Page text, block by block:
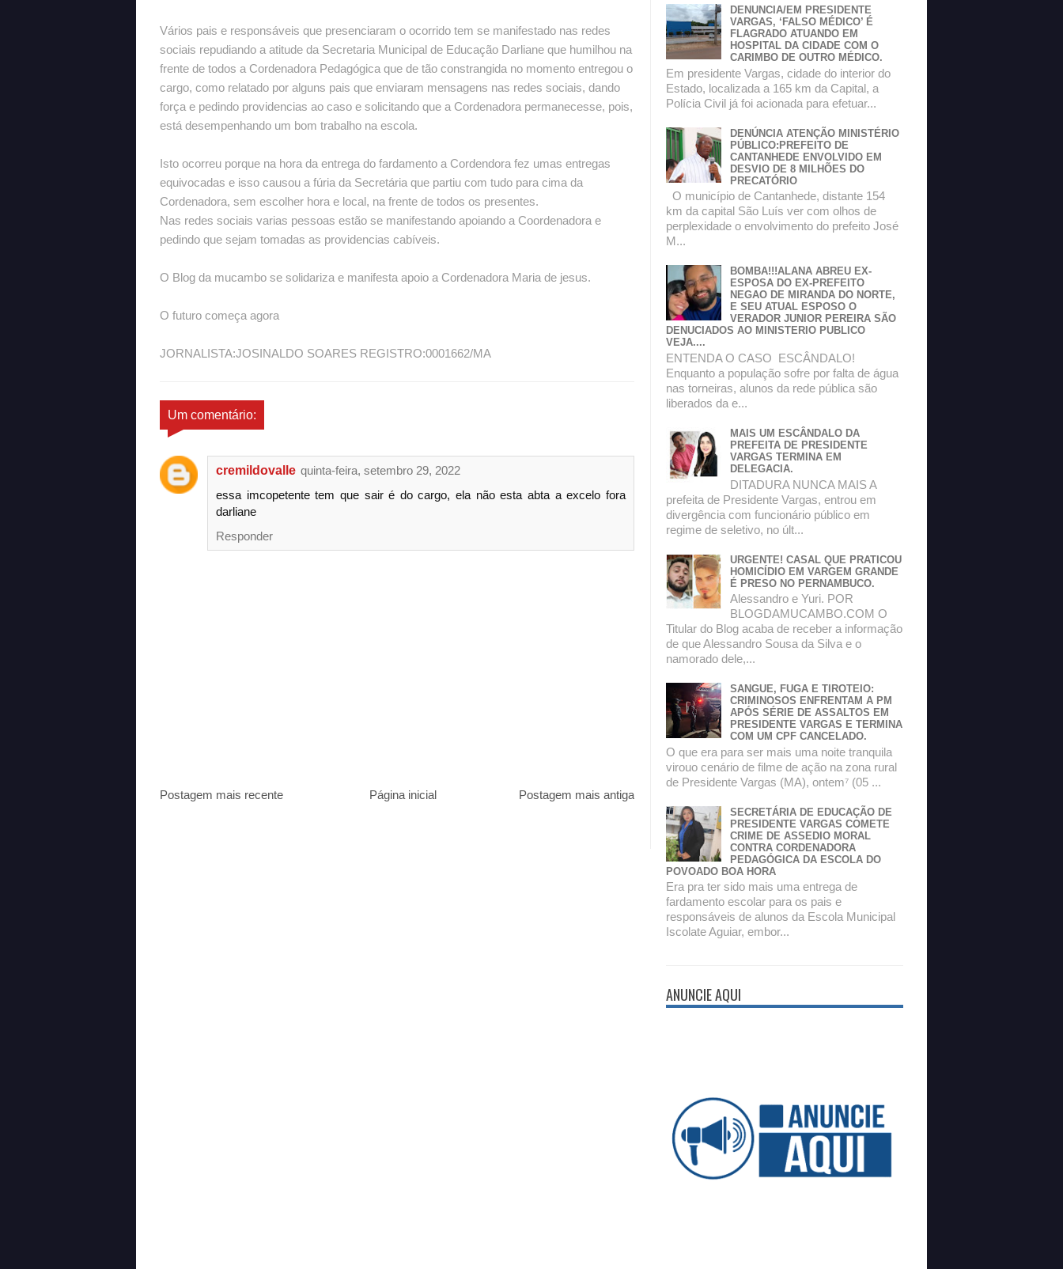
Vários pais e responsáveis que presenciaram o ocorrido tem se manifestado nas redes
sociais repudiando a atitude da Secretaria Municipal de Educação Darliane que humilhou na
frente de todos a Cordenadora Pedagógica que de tão constrangida no momento entregou o
cargo, como relatado por alguns pais que enviaram mensagens nas redes sociais, dando
força e pedindo providencias ao caso e solicitando que a Cordenadora permanecesse, pois,
está desempenhando um bom trabalho na escola.
Isto ocorreu porque na hora da entrega do fardamento a Cordendora fez umas entregas
equivocadas e isso causou a fúria da Secretária que partiu com tudo para cima da
Cordenadora, sem escolher hora e local, na frente de todos os presentes.
Nas redes sociais varias pessoas estão se manifestando apoiando a Coordenadora e
pedindo que sejam tomadas as providencias cabíveis.
O Blog da mucambo se solidariza e manifesta apoio a Cordenadora Maria de jesus.
O futuro começa agora
JORNALISTA:JOSINALDO SOARES REGISTRO:0001662/MA
Um comentário:
cremildovalle quinta-feira, setembro 29, 2022
essa imcopetente tem que sair é do cargo, ela não esta abta a excelo fora
darliane
Responder
Postagem mais recente Postagem mais antiga
Página inicial
DENUNCIA/EM PRESIDENTE
VARGAS, ‘FALSO MÉDICO’ É
FLAGRADO ATUANDO EM
HOSPITAL DA CIDADE COM O
CARIMBO DE OUTRO MÉDICO.
Em presidente Vargas, cidade do interior do
Estado, localizada a 165 km da Capital, a
Polícia Civil já foi acionada para efetuar...
DENÚNCIA ATENÇÃO MINISTÉRIO
PÚBLICO:PREFEITO DE
CANTANHEDE ENVOLVIDO EM
DESVIO DE 8 MILHÕES DO
PRECATÓRIO
O município de Cantanhede, distante 154
km da capital São Luís ver com olhos de
perplexidade o envolvimento do prefeito José
M...
BOMBA!!!ALANA ABREU EX-
ESPOSA DO EX-PREFEITO
NEGAO DE MIRANDA DO NORTE,
E SEU ATUAL ESPOSO O
VERADOR JUNIOR PEREIRA SÃO
DENUCIADOS AO MINISTERIO PUBLICO
VEJA....
ENTENDA O CASO ESCÂNDALO!
Enquanto a população sofre por falta de água
nas torneiras, alunos da rede pública são
liberados da e...
MAIS UM ESCÂNDALO DA
PREFEITA DE PRESIDENTE
VARGAS TERMINA EM
DELEGACIA.
DITADURA NUNCA MAIS A
prefeita de Presidente Vargas, entrou em
divergência com funcionário público em
regime de seletivo, no últ...
URGENTE! CASAL QUE PRATICOU
HOMICÍDIO EM VARGEM GRANDE
É PRESO NO PERNAMBUCO.
Alessandro e Yuri. POR
BLOGDAMUCAMBO.COM O
Titular do Blog acaba de receber a informação
de que Alessandro Sousa da Silva e o
namorado dele,...
SANGUE, FUGA E TIROTEIO:
CRIMINOSOS ENFRENTAM A PM
APÓS SÉRIE DE ASSALTOS EM
PRESIDENTE VARGAS E TERMINA
COM UM CPF CANCELADO.
O que era para ser mais uma noite tranquila
virouo cenário de filme de ação na zona rural
de Presidente Vargas (MA), ontem⁷ (05 ...
SECRETÁRIA DE EDUCAÇÃO DE
PRESIDENTE VARGAS COMETE
CRIME DE ASSEDIO MORAL
CONTRA CORDENADORA
PEDAGÓGICA DA ESCOLA DO
POVOADO BOA HORA
Era pra ter sido mais uma entrega de
fardamento escolar para os pais e
responsáveis de alunos da Escola Municipal
Iscolate Aguiar, embor...
ANUNCIE AQUI